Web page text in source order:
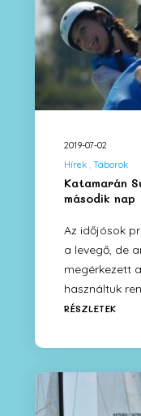
2019-07-02
Hírek
Táborok
Katamarán
második nap
Az időjósok
a levegő, de
megérkezett
használtuk
RÉSZLETEK